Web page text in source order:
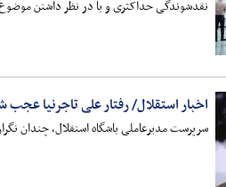
نقدشوندگی حداکثری و با در نظر داشتن
اخبار استقلال/ رفتار علی تاجرنیا عجب
سرپرست مدیرعاملی باشگاه استقلال، چندان